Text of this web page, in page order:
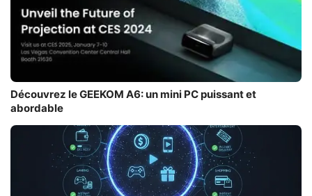
Découvrez le GEEKOM A6: un mini PC puissant et
abordable